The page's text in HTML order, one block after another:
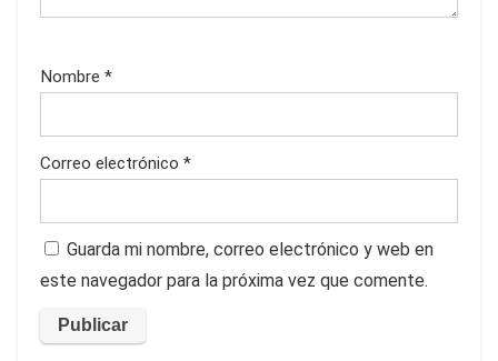
Nombre *
Correo electrónico *
Guarda mi nombre, correo electrónico y web en
este navegador para la próxima vez que comente.